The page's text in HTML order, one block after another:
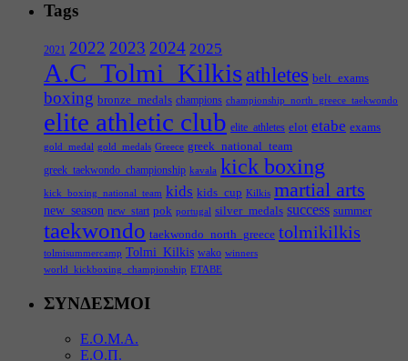
Tags
2021 2022 2023 2024 2025
A.C_Tolmi_Kilkis athletes belt_exams
boxing bronze_medals champions championship_north_greece_taekwondo
elite athletic club elite_athletes elot etabe exams
gold_medal gold_medals Greece greek_national_team
greek_taekwondo_championship kavala kick boxing
kick_boxing_national_team kids kids_cup Kilkis martial arts
new_season new_start pok portugal silver_medals success summer
taekwondo taekwondo_north_greece tolmikilkis
tolmisummercamp Tolmi_Kilkis wako winners
world_kickboxing_championship ΕΤΑΒΕ
ΣΥΝΔΕΣΜΟΙ
Ε.Ο.Μ.Α.
Ε.Ο.Π.